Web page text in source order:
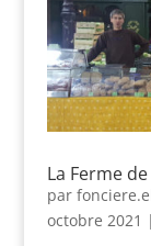
La Ferme
par
octobre 2021 |